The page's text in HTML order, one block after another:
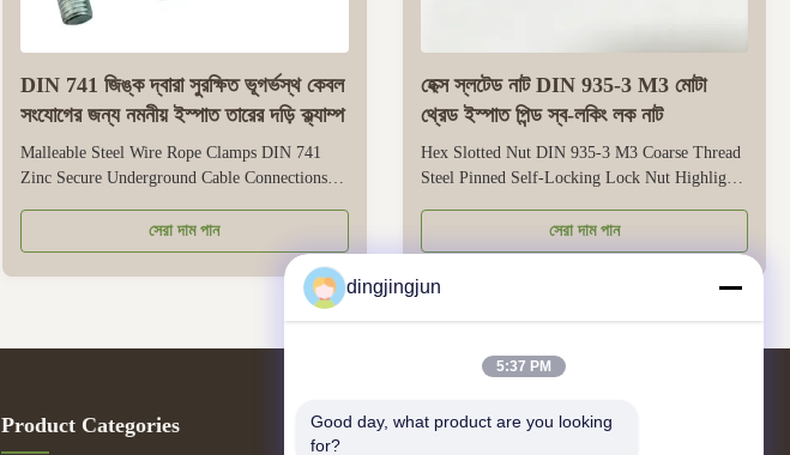
DIN 741 জিঙ্ক দ্বারা সুরক্ষিত ভূগর্ভস্থ কেবল
সংযোগের জন্য নমনীয় ইস্পাত তারের দড়ি ক্ল্যাম্প
Malleable Steel Wire Rope Clamps DIN 741
Zinc Secure Underground Cable Connections
securing underground cable connections. It’s
made of malleable steel, which offers good
toughness and impact resistance to withstand the
সেরা দাম পান
হেক্স স্লটেড নাট DIN 935-3 M3 মোটা
থ্রেড ইস্পাত পিন্ড স্ব-লকিং লক নাট
Hex Slotted Nut DIN 935-3 M3 Coarse Thread
Steel Pinned Self-Locking Lock Nut Highlights
Nuts - DIN 935-3 Industrial Locking Fasteners
Reliable Pinned Locking Performance:
সেরা দাম পান
Product Categories আমাদের সাথে যোগাযোগ
dingjingjun
5:37 PM
Good day, what product are you looking
for?